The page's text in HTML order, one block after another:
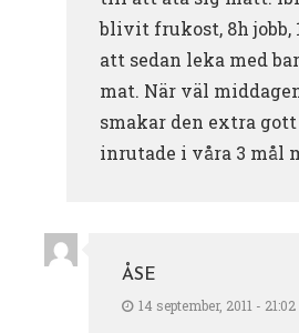
blivit frukost, 8h jobb,
att sedan leka med
mat. När väl
smakar den extra gott
inrutade i våra 3 mål
ÅSE
14 september, 2011 - 21:02